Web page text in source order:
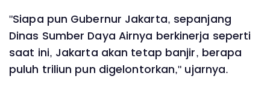
"Siapa pun Gubernur Jakarta, sepanjang
Dinas Sumber Daya Airnya berkinerja seperti
saat ini, Jakarta akan tetap banjir, berapa
puluh triliun pun digelontorkan," ujarnya.